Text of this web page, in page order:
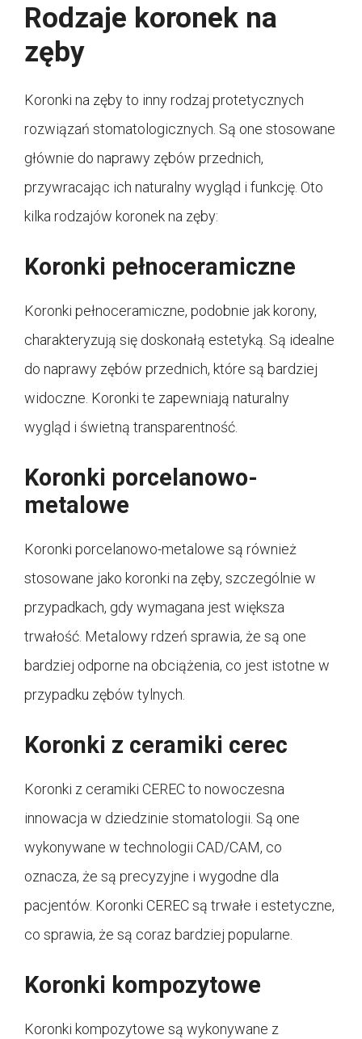
Rodzaje koronek na
zęby
Koronki na zęby to inny rodzaj protetycznych
rozwiązań stomatologicznych. Są one stosowane
głównie do naprawy zębów przednich,
przywracając ich naturalny wygląd i funkcję. Oto
kilka rodzajów koronek na zęby:
Koronki pełnoceramiczne
Koronki pełnoceramiczne, podobnie jak korony,
charakteryzują się doskonałą estetyką. Są idealne
do naprawy zębów przednich, które są bardziej
widoczne. Koronki te zapewniają naturalny
wygląd i świetną transparentność.
Koronki porcelanowo-
metalowe
Koronki porcelanowo-metalowe są również
stosowane jako koronki na zęby, szczególnie w
przypadkach, gdy wymagana jest większa
trwałość. Metalowy rdzeń sprawia, że są one
bardziej odporne na obciążenia, co jest istotne w
przypadku zębów tylnych.
Koronki z ceramiki cerec
Koronki z ceramiki CEREC to nowoczesna
innowacja w dziedzinie stomatologii. Są one
wykonywane w technologii CAD/CAM, co
oznacza, że są precyzyjne i wygodne dla
pacjentów. Koronki CEREC są trwałe i estetyczne,
co sprawia, że są coraz bardziej popularne.
Koronki kompozytowe
Koronki kompozytowe są wykonywane z